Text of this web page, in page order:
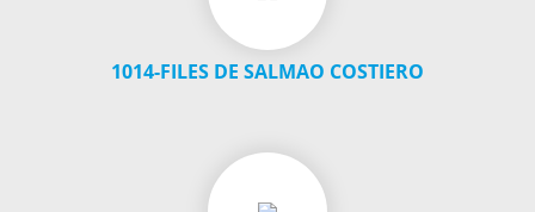
1014-FILES DE SALMAO COSTIERO